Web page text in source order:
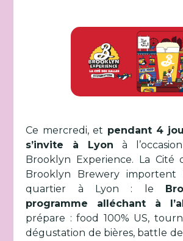
Ce mercredi, et pendant 4
s’invite à Lyon à
Brooklyn Experience. La Cité
Brooklyn Brewery importent
quartier à Lyon : le
programme alléchant à
prépare : food 100% US,
dégustation de bières, battle de